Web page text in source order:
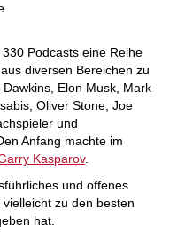
Podcasts eine Reihe
diversen Bereichen zu
Elon Musk, Mark
Oliver Stone, Joe
und
Anfang machte im
Kasparov.
und offenes
zu den besten
hat.